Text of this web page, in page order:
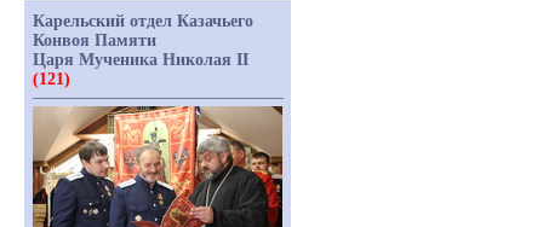
Карельский отдел Казачьего
Конвоя Памяти
Царя Мученика Николая II
(121)